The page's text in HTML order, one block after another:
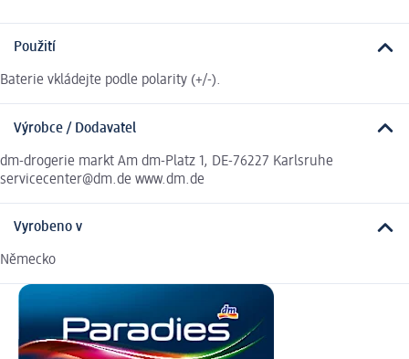
Použití
Baterie vkládejte podle polarity (+/-).
Výrobce / Dodavatel
dm-drogerie markt Am dm-Platz 1, DE-76227 Karlsruhe
servicecenter@dm.de www.dm.de
Vyrobeno v
Německo